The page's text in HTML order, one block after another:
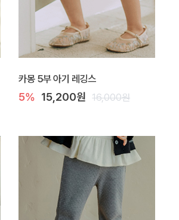
카몽 5부 아기 레깅스
5% 15,200원 16,000원